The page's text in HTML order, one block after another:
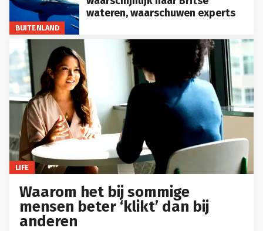
BUITENLAND
wateren, waarschuwen experts
LIFE
Waarom het bij sommige
mensen beter ‘klikt’ dan bij
anderen